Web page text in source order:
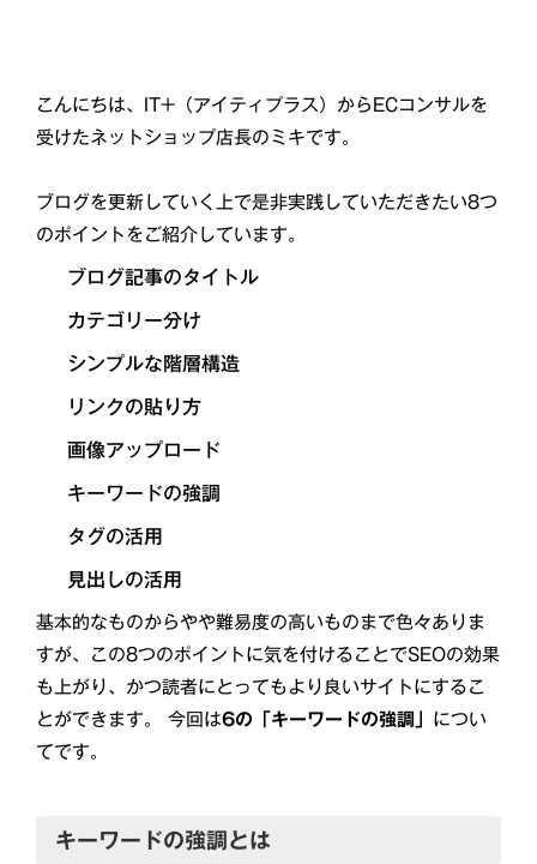
こんにちは、IT+（アイティプラス）からECコンサルを
受けたネットショップ店長のミキです。
ブログを更新していく上で是非実践していただきたい8つ
のポイントをご紹介しています。
ブログ記事のタイトル
カテゴリー分け
シンプルな階層構造
リンクの貼り方
画像アップロード
キーワードの強調
タグの活用
見出しの活用
基本的なものからやや難易度の高いものまで色々ありま
すが、この8つのポイントに気を付けることでSEOの効果
も上がり、かつ読者にとってもより良いサイトにするこ
とができます。 今回は6の「キーワードの強調」 につい
てです。
キーワードの強調とは